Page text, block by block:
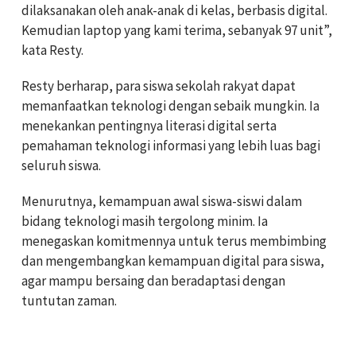
dilaksanakan oleh anak-anak di kelas, berbasis digital.
Kemudian laptop yang kami terima, sebanyak 97 unit”,
kata Resty.
Resty berharap, para siswa sekolah rakyat dapat
memanfaatkan teknologi dengan sebaik mungkin. Ia
menekankan pentingnya literasi digital serta
pemahaman teknologi informasi yang lebih luas bagi
seluruh siswa.
Menurutnya, kemampuan awal siswa-siswi dalam
bidang teknologi masih tergolong minim. Ia
menegaskan komitmennya untuk terus membimbing
dan mengembangkan kemampuan digital para siswa,
agar mampu bersaing dan beradaptasi dengan
tuntutan zaman.